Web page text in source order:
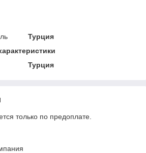
Турция
Турция
только по предоплате.